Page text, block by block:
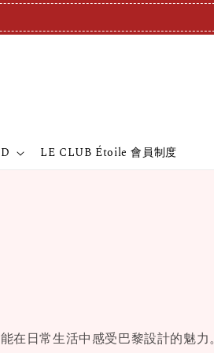
LE CLUB Étoile 會員制度
日常生活中感受巴黎設計的魅力。